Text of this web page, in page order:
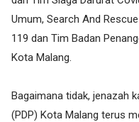
Umum, Search And
119 dan Tim Badan
Kota Malang.
Bagaimana tidak, jenazah
(PDP) Kota Malang terus